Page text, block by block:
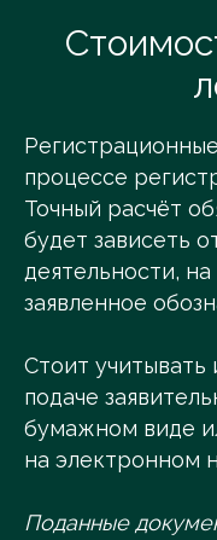
процессе
Точный расчёт
будет зависеть
деятельности,
заявленное
Стоит учитывать
подаче
бумажном виде
на электронном
Поданные